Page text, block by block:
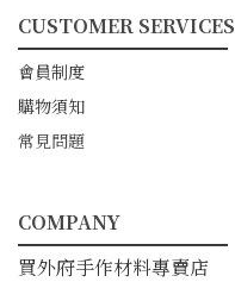
CUSTOMER SERVICES
━━━━━━━━━━━
會員制度
購物須知
常見問題
COMPANY
━━━━━━━━━━━
買外府手作材料專賣店